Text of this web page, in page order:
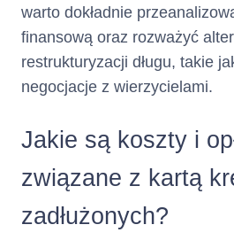
warto dokładnie
finansową oraz rozważyć
restrukturyzacji długu, takie
negocjacje z wierzycielami.
Jakie są koszty i
związane z kartą
zadłużonych?